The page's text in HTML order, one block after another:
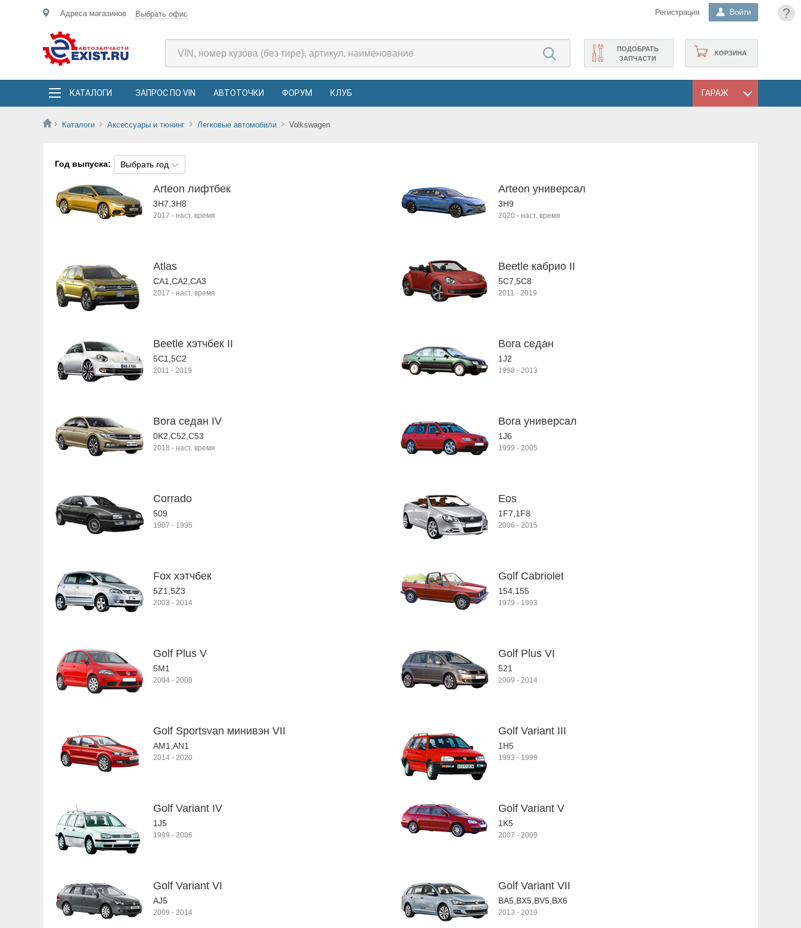
?
Адреса магазинов Выбрать офис Регистрация Войти
КОРЗИНА
ПОДОБРАТЬ
ЗАПЧАСТИ
КАТАЛОГИ ЗАПРОС ПО VIN АВТОТОЧКИ ФОРУМ КЛУБ ГАРАЖ
Каталоги Аксессуары и тюнинг Легковые автомобили Volkswagen
Год выпуска: Выбрать год
Arteon лифтбек
3H7,3H8
2017 - наст. время
Arteon универсал
3H9
2020- наст. время
Atlas
CA1,CA2,CA3
2017 - наст. время
Beetle кабрио II
5C7,5C8
2011 - 2019
Beetle хэтчбек II
5C1,5C2
2011 - 2019
Bora седан
1J2
1998 - 2013
Bora седан IV
0K2,C52,C53
2018 - наст. время
Bora универсал
1J6
1999 - 2005
Corrado
509
1987 - 1995
Eos
1F7,1F8
2006 - 2015
Fox хэтчбек
5Z1,5Z3
2003 - 2014
Golf Cabriolet
154,155
1979 - 1993
Golf Plus V
5M1
2004 - 2008
Golf Plus VI
521
2009 - 2014
Golf Sportsvan минивэн VII
AM1,AN1
2014 - 2020
Golf Variant III
1H5
1993 - 1999
Golf Variant IV
1J5
1999 - 2006
Golf Variant V
1K5
2007 - 2009
Golf Variant VI
AJ5
2009 - 2014
Golf Variant VII
BA5,BX5,BV5,BX6
2013 - 2019